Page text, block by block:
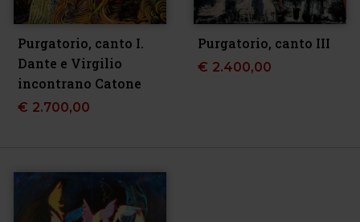
Purgatorio, canto I.
Dante e Virgilio
incontrano Catone
€ 2.700,00
Purgatorio, canto III
€ 2.400,00